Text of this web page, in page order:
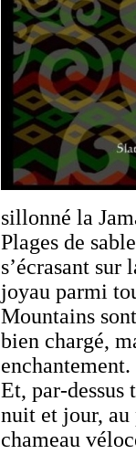
sillonné la
Plages de
s’écrasant
joyau parmi
Mountains
bien chargé,
enchantement.
Et, par-dessus
nuit et jour, au
chameau